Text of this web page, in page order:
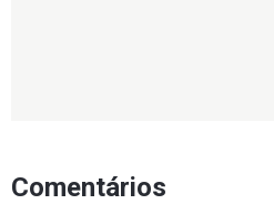
Comentários